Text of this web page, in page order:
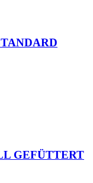
GEFÜTTERT